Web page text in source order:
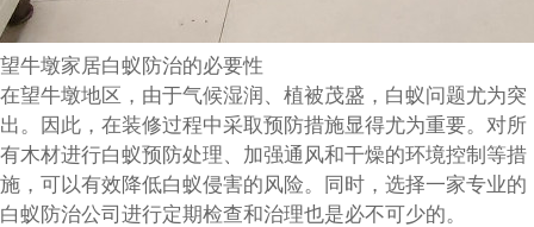
望牛墩家居白蚁防治的必要性
在望牛墩地区，由于气候湿润、植被茂盛，白蚁问题尤为突
出。因此，在装修过程中采取预防措施显得尤为重要。对所
有木材进行白蚁预防处理、加强通风和干燥的环境控制等措
施，可以有效降低白蚁侵害的风险。同时，选择一家专业的
白蚁防治公司进行定期检查和治理也是必不可少的。